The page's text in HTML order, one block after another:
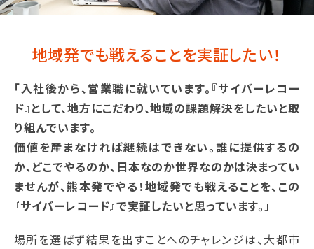
地域発でも戦えることを実証したい！
「入社後から、営業職に就いています。『サイバーレコー
ド』として、地方にこだわり、地域の課題解決をしたいと取
り組んでいます。
価値を産まなければ継続はできない。誰に提供するの
か、どこでやるのか、日本なのか世界なのかは決まってい
ませんが、熊本発でやる！地域発でも戦えることを、この
『サイバーレコード』で実証したいと思っています。」
場所を選ばず結果を出すことへのチャレンジは、大都市